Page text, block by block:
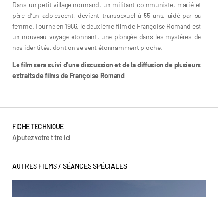
Dans un petit village normand, un militant communiste, marié et
père d’un adolescent, devient transsexuel à 55 ans, aidé par sa
femme. Tourné en 1986, le deuxième film de Françoise Romand est
un nouveau voyage étonnant, une plongée dans les mystères de
nos identités, dont on se sent étonnamment proche.
Le film sera suivi d’une discussion et de la diffusion de plusieurs
extraits de films de Françoise Romand
FICHE TECHNIQUE
Ajoutez votre titre ici
AUTRES FILMS / SÉANCES SPÉCIALES